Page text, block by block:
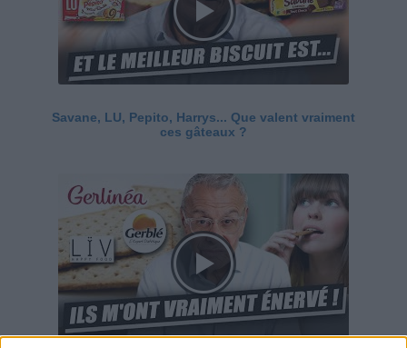
Savane, LU, Pepito, Harrys... Que valent vraiment
ces gâteaux ?